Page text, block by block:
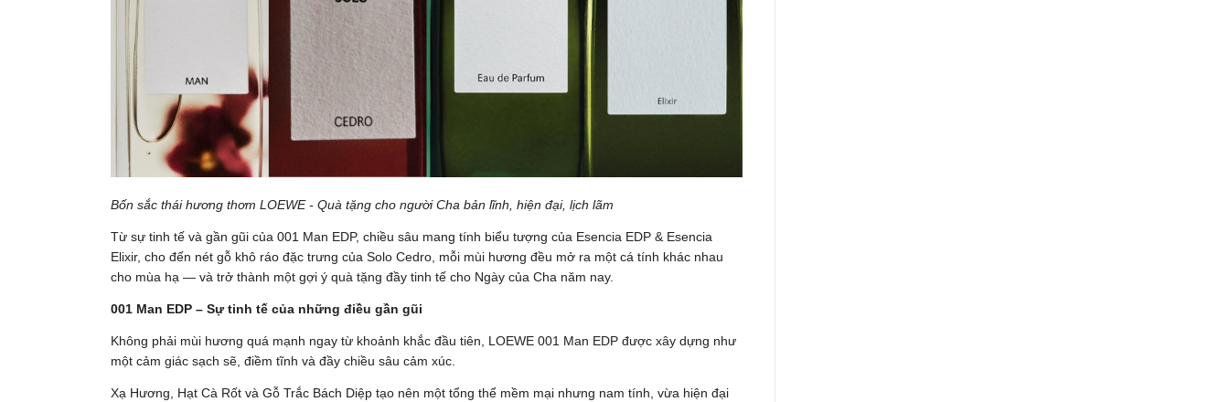
Bốn sắc thái hương thơm LOEWE - Quà tặng cho người Cha bản lĩnh, hiện đại, lịch lãm
Từ sự tinh tế và gần gũi của 001 Man EDP, chiều sâu mang tính biểu tượng của Esencia EDP & Esencia
Elixir, cho đến nét gỗ khô ráo đặc trưng của Solo Cedro, mỗi mùi hương đều mở ra một cá tính khác nhau
cho mùa hạ — và trở thành một gợi ý quà tặng đầy tinh tế cho Ngày của Cha năm nay.
001 Man EDP – Sự tinh tế của những điều gần gũi
Không phải mùi hương quá mạnh ngay từ khoảnh khắc đầu tiên, LOEWE 001 Man EDP được xây dựng như
một cảm giác sạch sẽ, điềm tĩnh và đầy chiều sâu cảm xúc.
Xạ Hương, Hạt Cà Rốt và Gỗ Trắc Bách Diệp tạo nên một tổng thể mềm mại nhưng nam tính, vừa hiện đại